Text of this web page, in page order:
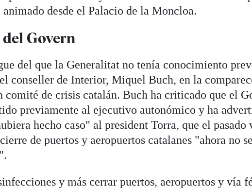
desde el Palacio de la Moncloa.
Govern
del que la Generalitat no tenía conocimiento
conseller de Interior, Miquel Buch, en la
comité de crisis catalán. Buch ha criticado que el
previamente al ejecutivo autonómico y ha
hecho caso" al president Torra, que el pasado
de puertos y aeropuertos catalanes "ahora no
y más cerrar puertos, aeropuertos y vía